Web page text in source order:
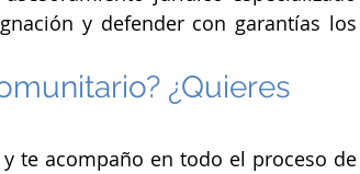
y defender con garantías los
¿Quieres
te acompaño en todo el proceso de